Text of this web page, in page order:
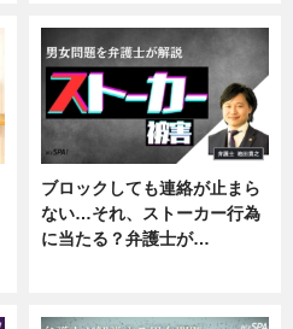
ブロックしても連絡が止まら
ない…それ、ストーカー行為
に当たる？弁護士が…